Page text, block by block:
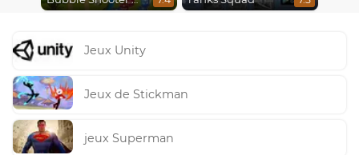
Jeux Unity
Jeux de Stickman
jeux Superman